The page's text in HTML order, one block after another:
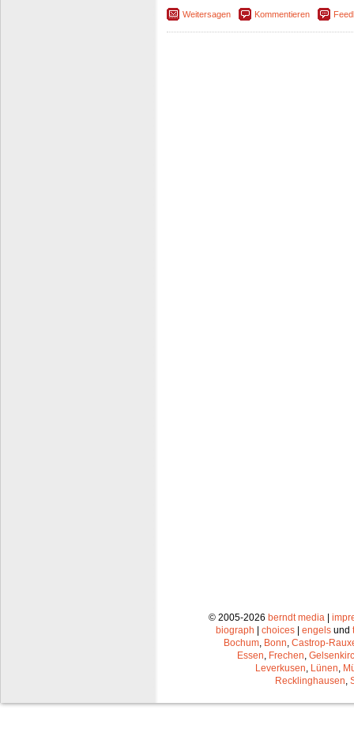
Weitersagen Kommentieren
© 2005-2026 berndt media|
biograph
choices engels und
Bochum, Bonn, Castrop-
Essen, Frechen,
Leverkusen, Lünen,
Recklinghausen,